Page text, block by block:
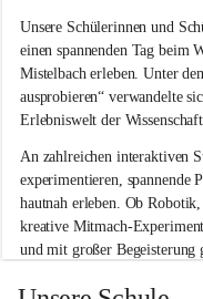
s
s
c
u
l
e
G
l
o
g
g
n
i
Unsere Schülerinnen und
einen spannenden Tag beim
Mistelbach erleben. Unter
ausprobieren“ verwandelte
Erlebniswelt der
An zahlreichen interaktiven
experimentieren, spannende
hautnah erleben. Ob
kreative Mitmach-
und mit großer Begeisterung
Besonders beeindruckend